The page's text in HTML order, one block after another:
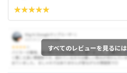
すべてのレビューを見るには